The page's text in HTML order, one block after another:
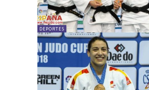
DEPORTES